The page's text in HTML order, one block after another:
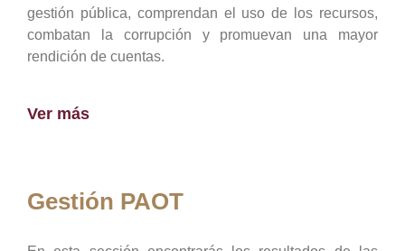
gestión pública, comprendan el uso de los recursos,
combatan la corrupción y promuevan una mayor
rendición de cuentas.
Ver más
Gestión PAOT